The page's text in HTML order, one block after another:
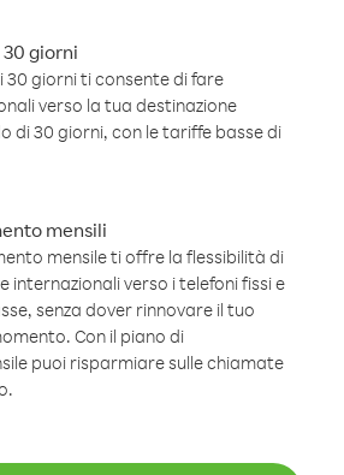
giorni
30 giorni ti consente di fare
verso la tua destinazione
di 30 giorni, con le tariffe basse di
mensili
mensile ti offre la flessibilità di
verso i telefoni fissi e
senza dover rinnovare il tuo
Con il piano di
puoi risparmiare sulle chiamate